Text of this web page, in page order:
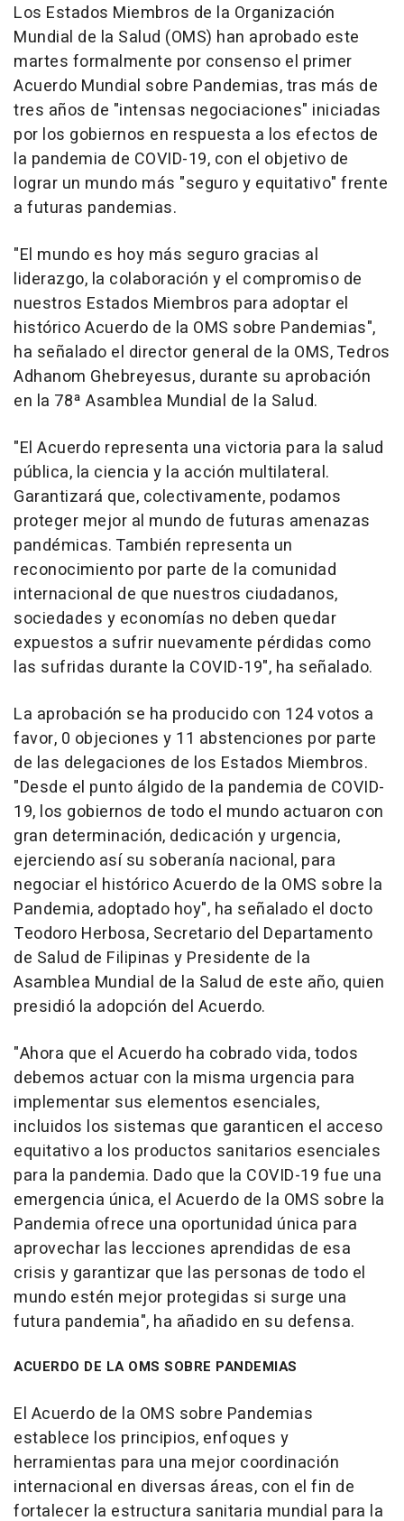
Los Estados Miembros de la Organización
Mundial de la Salud (OMS) han aprobado este
martes formalmente por consenso el primer
Acuerdo Mundial sobre Pandemias, tras más de
tres años de "intensas negociaciones" iniciadas
por los gobiernos en respuesta a los efectos de
la pandemia de COVID-19, con el objetivo de
lograr un mundo más "seguro y equitativo" frente
a futuras pandemias.
"El mundo es hoy más seguro gracias al
liderazgo, la colaboración y el compromiso de
nuestros Estados Miembros para adoptar el
histórico Acuerdo de la OMS sobre Pandemias",
ha señalado el director general de la OMS, Tedros
Adhanom Ghebreyesus, durante su aprobación
en la 78ª Asamblea Mundial de la Salud.
"El Acuerdo representa una victoria para la salud
pública, la ciencia y la acción multilateral.
Garantizará que, colectivamente, podamos
proteger mejor al mundo de futuras amenazas
pandémicas. También representa un
reconocimiento por parte de la comunidad
internacional de que nuestros ciudadanos,
sociedades y economías no deben quedar
expuestos a sufrir nuevamente pérdidas como
las sufridas durante la COVID-19", ha señalado.
La aprobación se ha producido con 124 votos a
favor, 0 objeciones y 11 abstenciones por parte
de las delegaciones de los Estados Miembros.
"Desde el punto álgido de la pandemia de COVID-
19, los gobiernos de todo el mundo actuaron con
gran determinación, dedicación y urgencia,
ejerciendo así su soberanía nacional, para
negociar el histórico Acuerdo de la OMS sobre la
Pandemia, adoptado hoy", ha señalado el docto
Teodoro Herbosa, Secretario del Departamento
de Salud de Filipinas y Presidente de la
Asamblea Mundial de la Salud de este año, quien
presidió la adopción del Acuerdo.
"Ahora que el Acuerdo ha cobrado vida, todos
debemos actuar con la misma urgencia para
implementar sus elementos esenciales,
incluidos los sistemas que garanticen el acceso
equitativo a los productos sanitarios esenciales
para la pandemia. Dado que la COVID-19 fue una
emergencia única, el Acuerdo de la OMS sobre la
Pandemia ofrece una oportunidad única para
aprovechar las lecciones aprendidas de esa
crisis y garantizar que las personas de todo el
mundo estén mejor protegidas si surge una
futura pandemia", ha añadido en su defensa.
ACUERDO DE LA OMS SOBRE PANDEMIAS
El Acuerdo de la OMS sobre Pandemias
establece los principios, enfoques y
herramientas para una mejor coordinación
internacional en diversas áreas, con el fin de
fortalecer la estructura sanitaria mundial para la